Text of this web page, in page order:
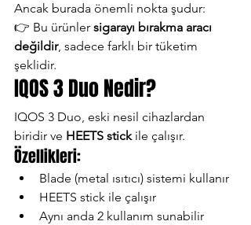
Ancak burada önemli nokta şudur:
👉 Bu ürünler sigarayı bırakma aracı
değildir, sadece farklı bir tüketim
şeklidir.
IQOS 3 Duo Nedir?
IQOS 3 Duo, eski nesil cihazlardan
biridir ve HEETS stick ile çalışır.
Özellikleri:
Blade (metal ısıtıcı) sistemi kullanır
HEETS stick ile çalışır
Aynı anda 2 kullanım sunabilir